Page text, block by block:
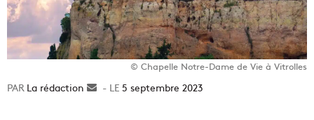
© Chapelle Notre-Dame de Vie à Vitrolles
La rédaction
Envoyer5 septembre 2023